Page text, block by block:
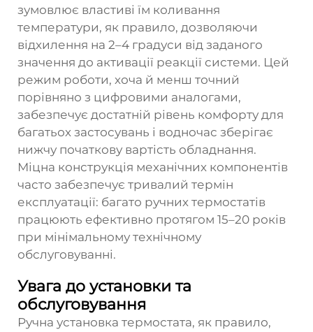
зумовлює властиві їм коливання
температури, як правило, дозволяючи
відхилення на 2–4 градуси від заданого
значення до активації реакції системи. Цей
режим роботи, хоча й менш точний
порівняно з цифровими аналогами,
забезпечує достатній рівень комфорту для
багатьох застосувань і водночас зберігає
нижчу початкову вартість обладнання.
Міцна конструкція механічних компонентів
часто забезпечує тривалий термін
експлуатації: багато ручних термостатів
працюють ефективно протягом 15–20 років
при мінімальному технічному
обслуговуванні.
Увага до установки та
обслуговування
Ручна установка термостата, як правило,